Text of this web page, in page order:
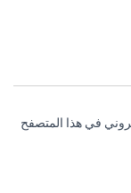
في هذا المتصفح